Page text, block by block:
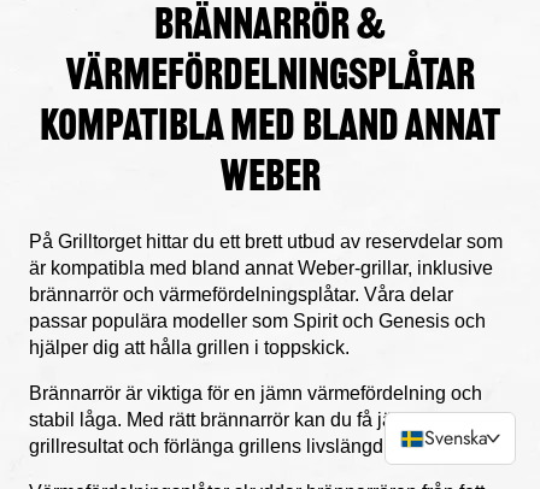
Brännarrör&
Värmefördelningsplåtar
kompatibla med bland annat
Weber
På Grilltorget hittar du ett brett utbud av reservdelar som
är kompatibla med bland annat Weber-grillar, inklusive
brännarrör och värmefördelningsplåtar. Våra delar
passar populära modeller som Spirit och Genesis och
hjälper dig att hålla grillen i toppskick.
Brännarrör är viktiga för en jämn värmefördelning och
stabil låga. Med rätt brännarrör kan du få jämnare
grillresultat och förlänga grillens livslängd.
Svenska>